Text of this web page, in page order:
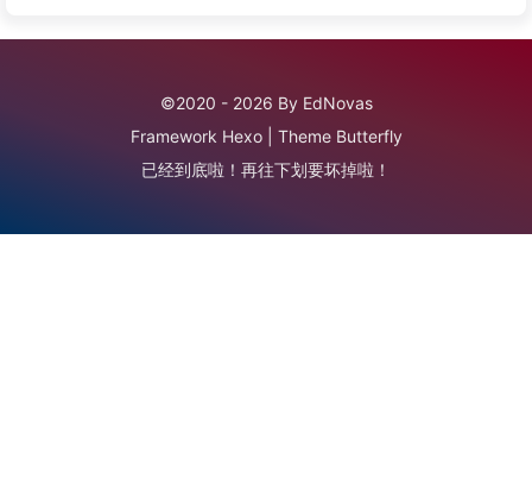
©2020 - 2026 By EdNovas
Framework Hexo Theme Butterfly
已经到底啦！再往下划要坏掉啦！